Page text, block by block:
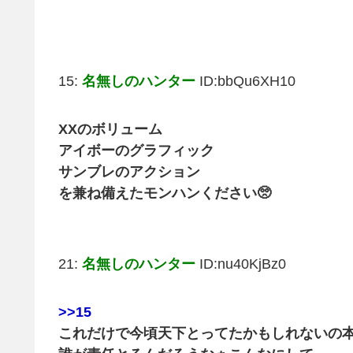
15: 名無しのハンター ID:bbQu6XH10
XXのボリューム
アイボーのグラフィック
サンブレのアクション
を兼ね備えたモンハンください🥺
21: 名無しのハンター ID:nu40KjBz0
>>15
これだけで今頃天下とってたかもしれないの